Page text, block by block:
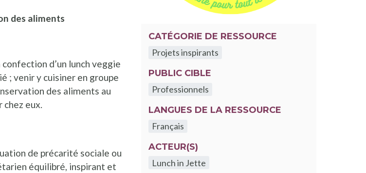
des aliments
d’un lunch veggie
; venir y cuisiner en groupe
des aliments au
eux.
de précarité sociale ou
équilibré, inspirant et
CATÉGORIE DE RESSOURCE
Projets inspirants
PUBLIC CIBLE
Professionnels
LANGUES DE LA RESSOURCE
Français
ACTEUR(S)
Lunch in Jette